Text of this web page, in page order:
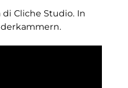
Cliche Studio. In